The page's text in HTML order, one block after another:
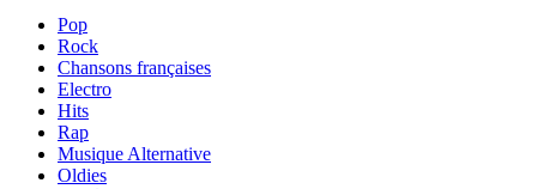
Pop
Rock
Chansons françaises
Electro
Hits
Rap
Musique Alternative
Oldies